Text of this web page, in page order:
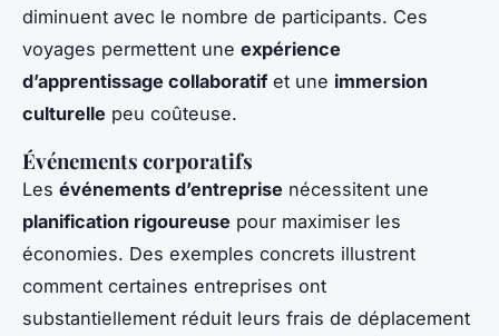
diminuent avec le nombre de participants. Ces
voyages permettent une expérience
d’apprentissage collaboratifet une immersion
culturelle peu coûteuse.
Événements corporatifs
Les événements d’entreprise nécessitent une
planification rigoureuse pour maximiser les
économies. Des exemples concrets illustrent
comment certaines entreprises ont
substantiellement réduit leurs frais de déplacement